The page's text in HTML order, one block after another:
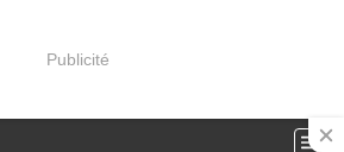
Publicité